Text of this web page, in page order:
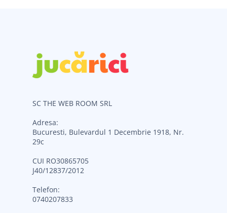
SC THE WEB ROOM SRL
Adresa:
Bucuresti, Bulevardul 1 Decembrie 1918, Nr.
29c
CUI RO30865705
J40/12837/2012
Telefon:
0740207833